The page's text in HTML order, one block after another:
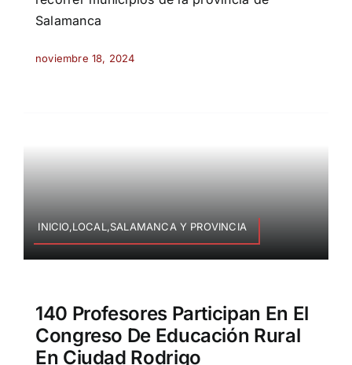
Salamanca
noviembre 18, 2024
INICIO,LOCAL,SALAMANCA Y PROVINCIA
140 Profesores Participan En El
Congreso De Educación Rural
En Ciudad Rodrigo